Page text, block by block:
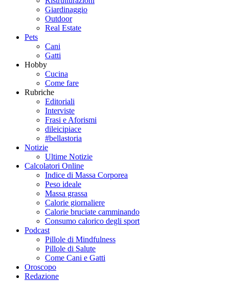
Giardinaggio
Outdoor
Real Estate
Pets
Cani
Gatti
Hobby
Cucina
Come fare
Rubriche
Editoriali
Interviste
Frasi e Aforismi
dileicipiace
#bellastoria
Notizie
Ultime Notizie
Calcolatori Online
Indice di Massa Corporea
Peso ideale
Massa grassa
Calorie giornaliere
Calorie bruciate camminando
Consumo calorico degli sport
Podcast
Pillole di Mindfulness
Pillole di Salute
Come Cani e Gatti
Oroscopo
Redazione